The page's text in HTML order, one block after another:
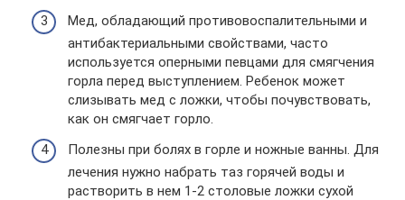
Мед, обладающий противовоспалительными и
антибактериальными свойствами, часто
используется оперными певцами для смягчения
горла перед выступлением. Ребенок может
слизывать мед с ложки, чтобы почувствовать,
как он смягчает горло.
Полезны при болях в горле и ножные ванны. Для
лечения нужно набрать таз горячей воды и
растворить в нем 1-2 столовые ложки сухой